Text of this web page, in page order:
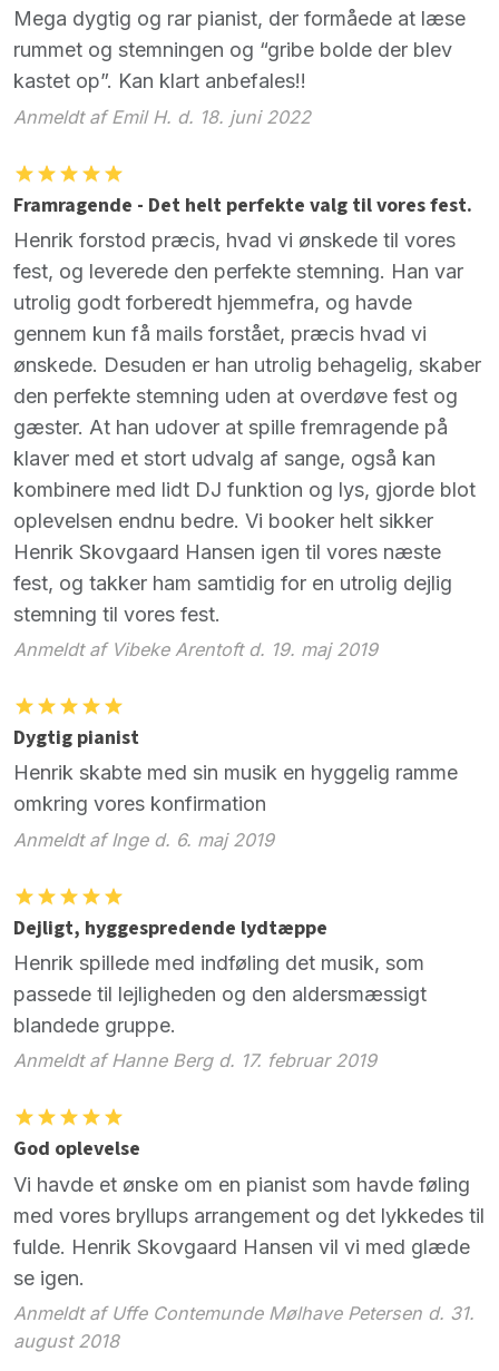
Mega dygtig og rar pianist, der formåede at læse
rummet og stemningen og “gribe bolde der blev
kastet op”. Kan klart anbefales!!
Anmeldt af Emil H. d. 18. juni 2022
Framragende - Det helt perfekte valg til vores fest.
Henrik forstod præcis, hvad vi ønskede til vores
fest, og leverede den perfekte stemning. Han var
utrolig godt forberedt hjemmefra, og havde
gennem kun få mails forstået, præcis hvad vi
ønskede. Desuden er han utrolig behagelig, skaber
den perfekte stemning uden at overdøve fest og
gæster. At han udover at spille fremragende på
klaver med et stort udvalg af sange, også kan
kombinere med lidt DJ funktion og lys, gjorde blot
oplevelsen endnu bedre. Vi booker helt sikker
Henrik Skovgaard Hansen igen til vores næste
fest, og takker ham samtidig for en utrolig dejlig
stemning til vores fest.
Anmeldt af Vibeke Arentoft d. 19. maj 2019
Dygtig pianist
Henrik skabte med sin musik en hyggelig ramme
omkring vores konfirmation
Anmeldt af Inge d. 6. maj 2019
Dejligt, hyggespredende lydtæppe
Henrik spillede med indføling det musik, som
passede til lejligheden og den aldersmæssigt
blandede gruppe.
Anmeldt af Hanne Berg d. 17. februar 2019
God oplevelse
Vi havde et ønske om en pianist som havde føling
med vores bryllups arrangement og det lykkedes til
fulde. Henrik Skovgaard Hansen vil vi med glæde
se igen.
Anmeldt af Uffe Contemunde Mølhave Petersen d. 31.
august 2018